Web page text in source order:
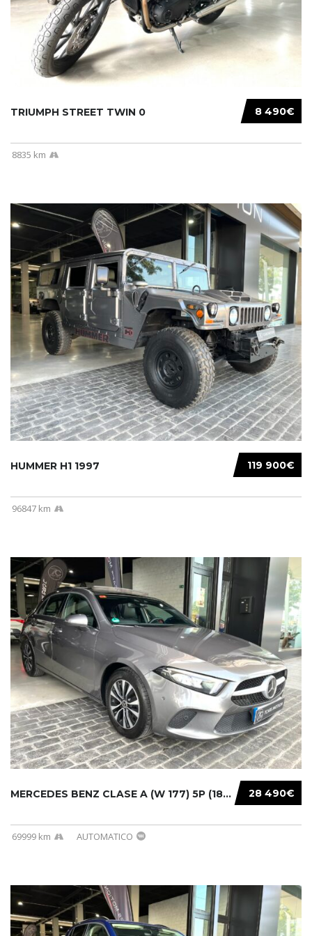
8 490€
TRIUMPH STREET TWIN 0
8835 km
119 900€
HUMMER H1 1997
96847 km
28 490€
MERCEDES BENZ CLASE A (W 177) 5P (18-) 2020....
69999 km AUTOMATICO